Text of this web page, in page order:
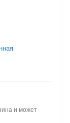
и может